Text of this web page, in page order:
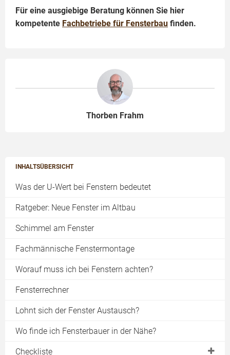
INHALTSÜBERSICHT
Was der U-Wert bei Fenstern bedeutet
Ratgeber: Neue Fenster im Altbau
Schimmel am Fenster
Fachmännische Fenstermontage
Worauf muss ich bei Fenstern achten?
Fensterrechner
Lohnt sich der Fenster Austausch?
Wo finde ich Fensterbauer in der Nähe?
Checkliste
Für eine ausgiebige Beratung können Sie hier
kompetente Fachbetriebe für Fensterbau finden.
Thorben Frahm